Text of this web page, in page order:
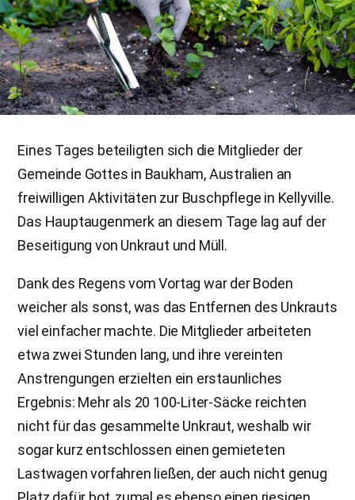
Eines Tages beteiligten sich die Mitglieder der
Gemeinde Gottes in Baukham, Australien an
freiwilligen Aktivitäten zur Buschpflege in Kellyville.
Das Hauptaugenmerk an diesem Tage lag auf der
Beseitigung von Unkraut und Müll.
Dank des Regens vom Vortag war der Boden
weicher als sonst, was das Entfernen des Unkrauts
viel einfacher machte. Die Mitglieder arbeiteten
etwa zwei Stunden lang, und ihre vereinten
Anstrengungen erzielten ein erstaunliches
Ergebnis: Mehr als 20 100-Liter-Säcke reichten
nicht für das gesammelte Unkraut, weshalb wir
sogar kurz entschlossen einen gemieteten
Lastwagen vorfahren ließen, der auch nicht genug